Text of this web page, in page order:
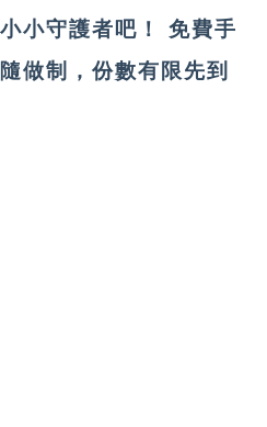
小守護者吧！ 免費手
做制，份數有限先到